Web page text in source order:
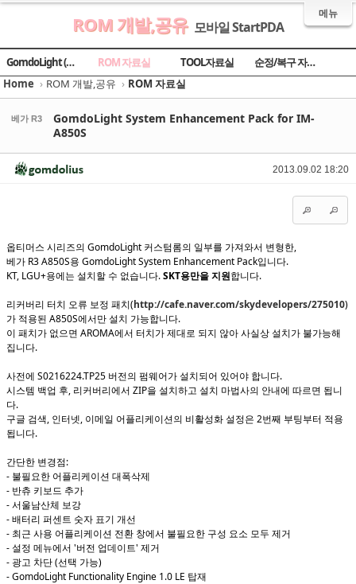
메뉴
ROM 개발,공유 모바일 StartPDA
GomdoLight (곰돌라이트) ROM 자료실 TOOL자료실
순정/복구 자료실
Home › ROM 개발,공유 › ROM 자료실
베가 R3
2013.09.02 18:20
GomdoLight System Enhancement Pack for IM-
A850S
옵티머스 시리즈의 GomdoLight 커스텀롬의 일부를 가져와서 변형한,
베가 R3 A850S용 GomdoLight System Enhancement Pack입니다.
KT, LGU+용에는 설치할 수 없습니다.SKT용만을 지원합니다.
리커버리 터치 오류 보정 패치(http://cafe.naver.com/skydevelopers/275010)
가 적용된 A850S에서만 설치 가능합니다.
이 패치가 없으면 AROMA에서 터치가 제대로 되지 않아 사실상 설치가 불가능해
집니다.
사전에 S0216224.TP25 버전의 펌웨어가 설치되어 있어야 합니다.
시스템 백업 후, 리커버리에서 ZIP을 설치하고 설치 마법사의 안내에 따르면 됩니
다.
구글 검색, 인터넷, 이메일 어플리케이션의 비활성화 설정은 2번째 부팅부터 적용
됩니다.
간단한 변경점:
- 불필요한 어플리케이션 대폭삭제
- 반츄 키보드 추가
- 서울남산체 보강
- 배터리 퍼센트 숫자 표기 개선
- 최근 사용 어플리케이션 전환 창에서 불필요한 구성 요소 모두 제거
- 설정 메뉴에서 '버전 업데이트' 제거
- 광고 차단 (선택 가능)
- GomdoLight Functionality Engine 1.0 LE 탑재
Sketchbook5, 스케치북5
Sketchbook5, 스케치북5
Sketchbook5, 스케치북5
Sketchbook5, 스케치북5